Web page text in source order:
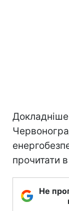
прочитати в
Не